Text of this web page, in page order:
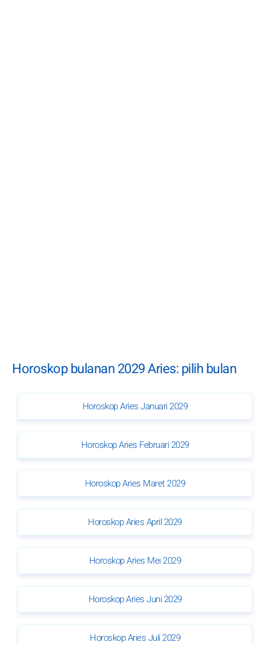
Horoskop bulanan 2029 Aries: pilih bulan
Horoskop Aries Januari 2029
Horoskop Aries Februari 2029
Horoskop Aries Maret 2029
Horoskop Aries April 2029
Horoskop Aries Mei 2029
Horoskop Aries Juni 2029
Horoskop Aries Juli 2029